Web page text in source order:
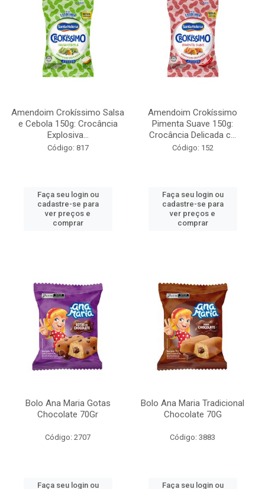
Amendoim Crokíssimo Salsa
e Cebola 150g: Crocância
Explosiva...
Código: 817
Faça seu login ou
cadastre-se para
ver preços e
comprar
Amendoim Crokíssimo
Pimenta Suave 150g:
Crocância Delicada c...
Código: 152
Faça seu login ou
cadastre-se para
ver preços e
comprar
Bolo Ana Maria Gotas
Chocolate 70Gr
Código: 2707
Faça seu login ou
Bolo Ana Maria Tradicional
Chocolate 70G
Código: 3883
Faça seu login ou